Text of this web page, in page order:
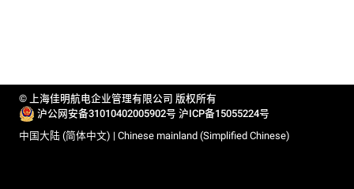
© 上海佳明航电企业管理有限公司 版权所有
沪公网安备31010402005902号 沪ICP备15055224号
中国大陆 (简体中文) | Chinese mainland (Simplified Chinese)